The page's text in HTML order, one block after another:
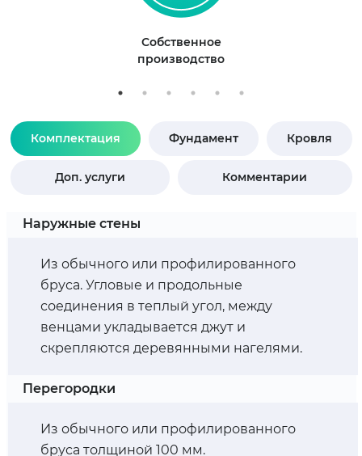
Собственное
производство
Комплектация Фундамент Кровля
Доп. услуги Комментарии
Наружные стены
Из обычного или профилированного
бруса. Угловые и продольные
соединения в теплый угол, между
венцами укладывается джут и
скрепляются деревянными нагелями.
Перегородки
Из обычного или профилированного
бруса толщиной 100 мм.